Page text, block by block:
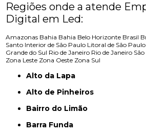
Regiões onde a atende
Digital em Led:
Amazonas Bahia Bahia Belo Horizonte Brasil
Santo Interior de São Paulo Litoral de São Paulo
Grande do Sul Rio de Janeiro Rio de Janeiro
Zona Leste Zona Oeste Zona Sul
Alto da Lapa
Alto de Pinheiros
Bairro do Limão
Barra Funda